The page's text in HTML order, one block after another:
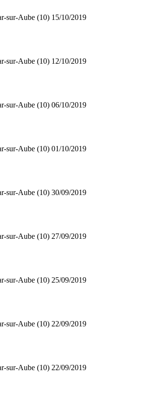
sur-Aube (10) 15/10/2019
sur-Aube (10) 12/10/2019
sur-Aube (10) 06/10/2019
sur-Aube (10) 01/10/2019
sur-Aube (10) 30/09/2019
sur-Aube (10) 27/09/2019
sur-Aube (10) 25/09/2019
sur-Aube (10) 22/09/2019
sur-Aube (10) 22/09/2019